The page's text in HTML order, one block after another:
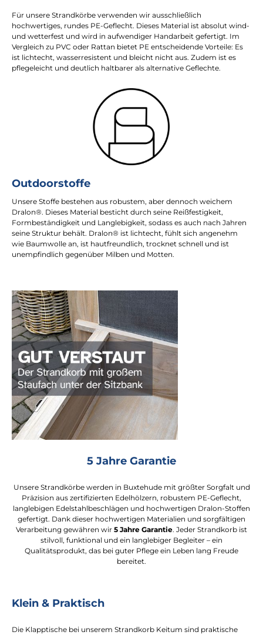
Für unsere Strandkörbe verwenden wir ausschließlich
hochwertiges, rundes PE-Geflecht. Dieses Material ist absolut wind-
und wetterfest und wird in aufwendiger Handarbeit gefertigt. Im
Vergleich zu PVC oder Rattan bietet PE entscheidende Vorteile: Es
ist lichtecht, wasserresistent und bleicht nicht aus. Zudem ist es
pflegeleicht und deutlich haltbarer als alternative Geflechte.
Outdoorstoffe
Unsere Stoffe bestehen aus robustem, aber dennoch weichem
Dralon®. Dieses Material besticht durch seine Reißfestigkeit,
Formbeständigkeit und Langlebigkeit, sodass es auch nach Jahren
seine Struktur behält. Dralon® ist lichtecht, fühlt sich angenehm
wie Baumwolle an, ist hautfreundlich, trocknet schnell und ist
unempfindlich gegenüber Milben und Motten.
5 Jahre Garantie
Unsere Strandkörbe werden in Buxtehude mit größter Sorgfalt und
Präzision aus zertifizierten Edelhölzern, robustem PE-Geflecht,
langlebigen Edelstahlbeschlägen und hochwertigen Dralon-Stoffen
gefertigt. Dank dieser hochwertigen Materialien und sorgfältigen
Verarbeitung gewähren wir 5 Jahre Garantie. Jeder Strandkorb ist
stilvoll, funktional und ein langlebiger Begleiter – ein
Qualitätsprodukt, das bei guter Pflege ein Leben lang Freude
bereitet.
Klein & Praktisch
Die Klapptische bei unserem Strandkorb Keitum sind praktische